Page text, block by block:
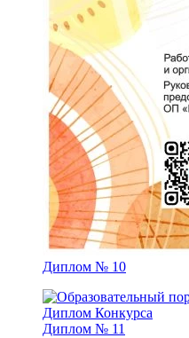
Диплом № 10
Диплом № 11